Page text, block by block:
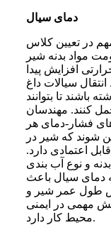
دمای سیال
در تعیین کلاس
مواد بدنه شیر
افزایش پیدا
سیالات داغ
باشند تا بتوانند
کنند. مهندسان
فشار-دمای هر
شوند که شیر در
اعتمادی دارد.
و نوع آب بندی
دمای سیال باعث
طول عمر شیر و
مهمی در ایمنی
محیط کار دارد.